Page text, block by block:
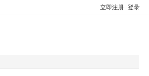
立即注册 登录